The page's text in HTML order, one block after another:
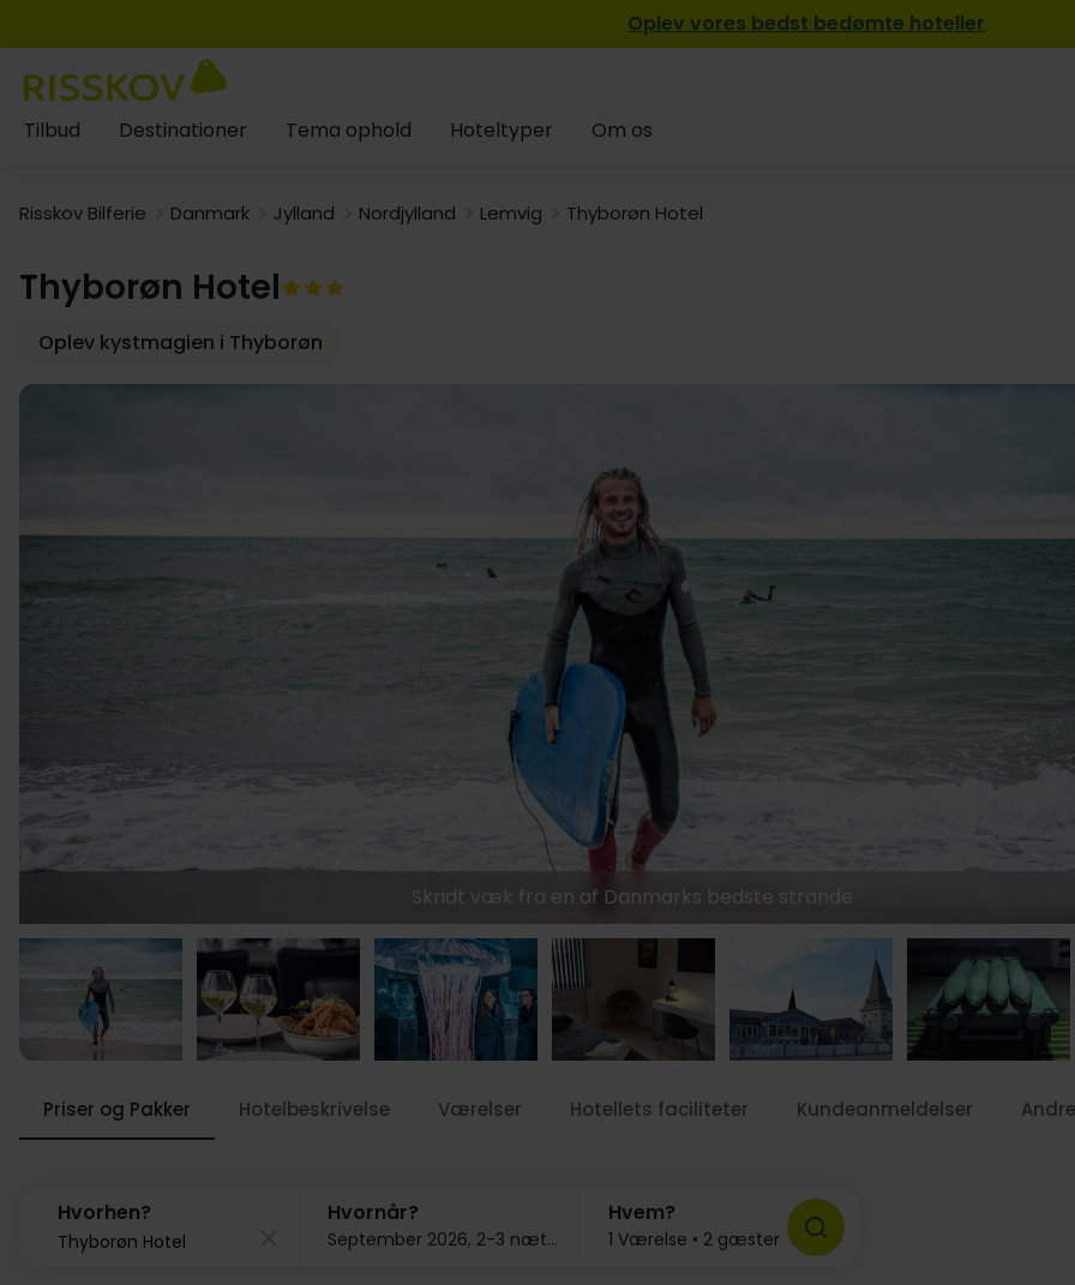
Oplev vores bedst bedømte hoteller
Tilbud Destinationer Tema ophold Hoteltyper Om os
Risskov Bilferie Danmark Jylland Nordjylland Lemvig Thyborøn Hotel
Thyborøn Hotel
Oplev kystmagien i Thyborøn
Skridt væk fra en af Danmarks bedste strande.
Priser og Pakker Hotelbeskrivelse Værelser Hotellets faciliteter Kundeanmeldelser
Hvorhen? Hvornår?
September 2026, 2-3 nætter
Hvem?
1 Værelse • 2 gæster